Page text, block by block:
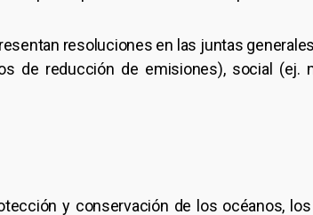
resoluciones en las juntas
de reducción de emisiones), social (ej.
y conservación de los océanos,